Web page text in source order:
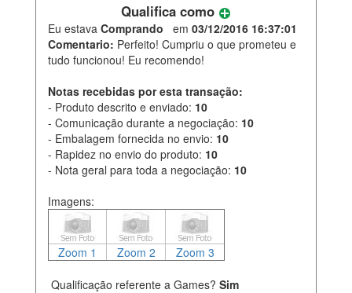
Qualifica como
Eu estava Comprando em 03/12/2016 16:37:01
Comentario: Perfeito! Cumpriu o que prometeu e
tudo funcionou! Eu recomendo!
Notas recebidas por esta transação:
- Produto descrito e enviado: 10
- Comunicação durante a negociação: 10
- Embalagem fornecida no envio: 10
- Rapidez no envio do produto: 10
- Nota geral para toda a negociação: 10
Imagens:
Zoom 1 Zoom 2 Zoom 3
Qualificação referente a Games? Sim